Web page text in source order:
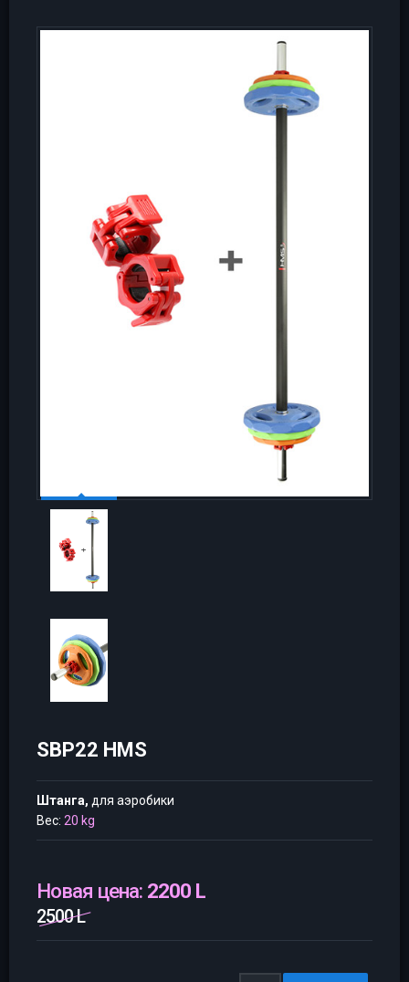
SBP22 HMS
Штанга, для аэробики
Вес: 20 kg
Новая цена: 2200 L
2500 L